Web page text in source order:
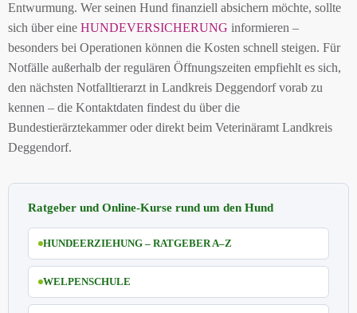
Entwurmung. Wer seinen Hund finanziell absichern möchte, sollte
sich über eine HUNDEVERSICHERUNG informieren –
besonders bei Operationen können die Kosten schnell steigen. Für
Notfälle außerhalb der regulären Öffnungszeiten empfiehlt es sich,
den nächsten Notfalltierarzt in Landkreis Deggendorf vorab zu
kennen – die Kontaktdaten findest du über die
Bundestierärztekammer oder direkt beim Veterinäramt Landkreis
Deggendorf.
Ratgeber und Online-Kurse rund um den Hund
HUNDEERZIEHUNG – RATGEBER A–Z
WELPENSCHULE